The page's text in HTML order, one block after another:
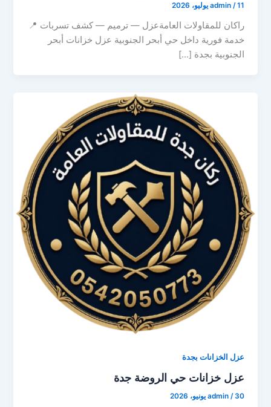
admin /11 يوليو، 2026
راكان للمقاولات العامةعزل — ترميم — كشف تسربات 📍
خدمة فورية داخل حي أبحر الجنوبية عزل خزانات أبحر
الجنوبية بجدة […]
عزل الخزانات بجدة
عزل خزانات حي الروضة جدة
admin /30 يونيو، 2026